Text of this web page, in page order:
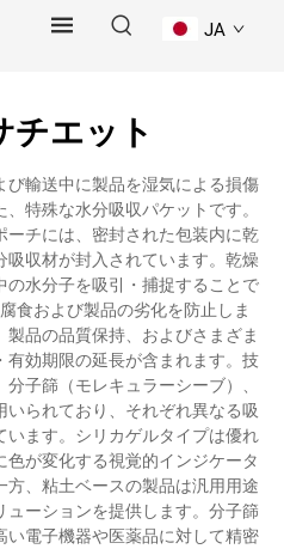
JA
チエット
輸送中に製品を湿気による損傷
特殊な水分吸収パケットです。
ーチには、密封された包装内に乾
収材が封入されています。乾燥
水分子を吸引・捕捉することで
食および製品の劣化を防止しま
品の品質保持、およびさまざま
有効期限の延長が含まれます。技
子篩（モレキュラーシーブ）、
られており、それぞれ異なる吸
ます。シリカゲルタイプは優れ
が変化する視覚的インジケータ
、粘土ベースの製品は汎用用途
ーションを提供します。分子篩
電子機器や医薬品に対して精密